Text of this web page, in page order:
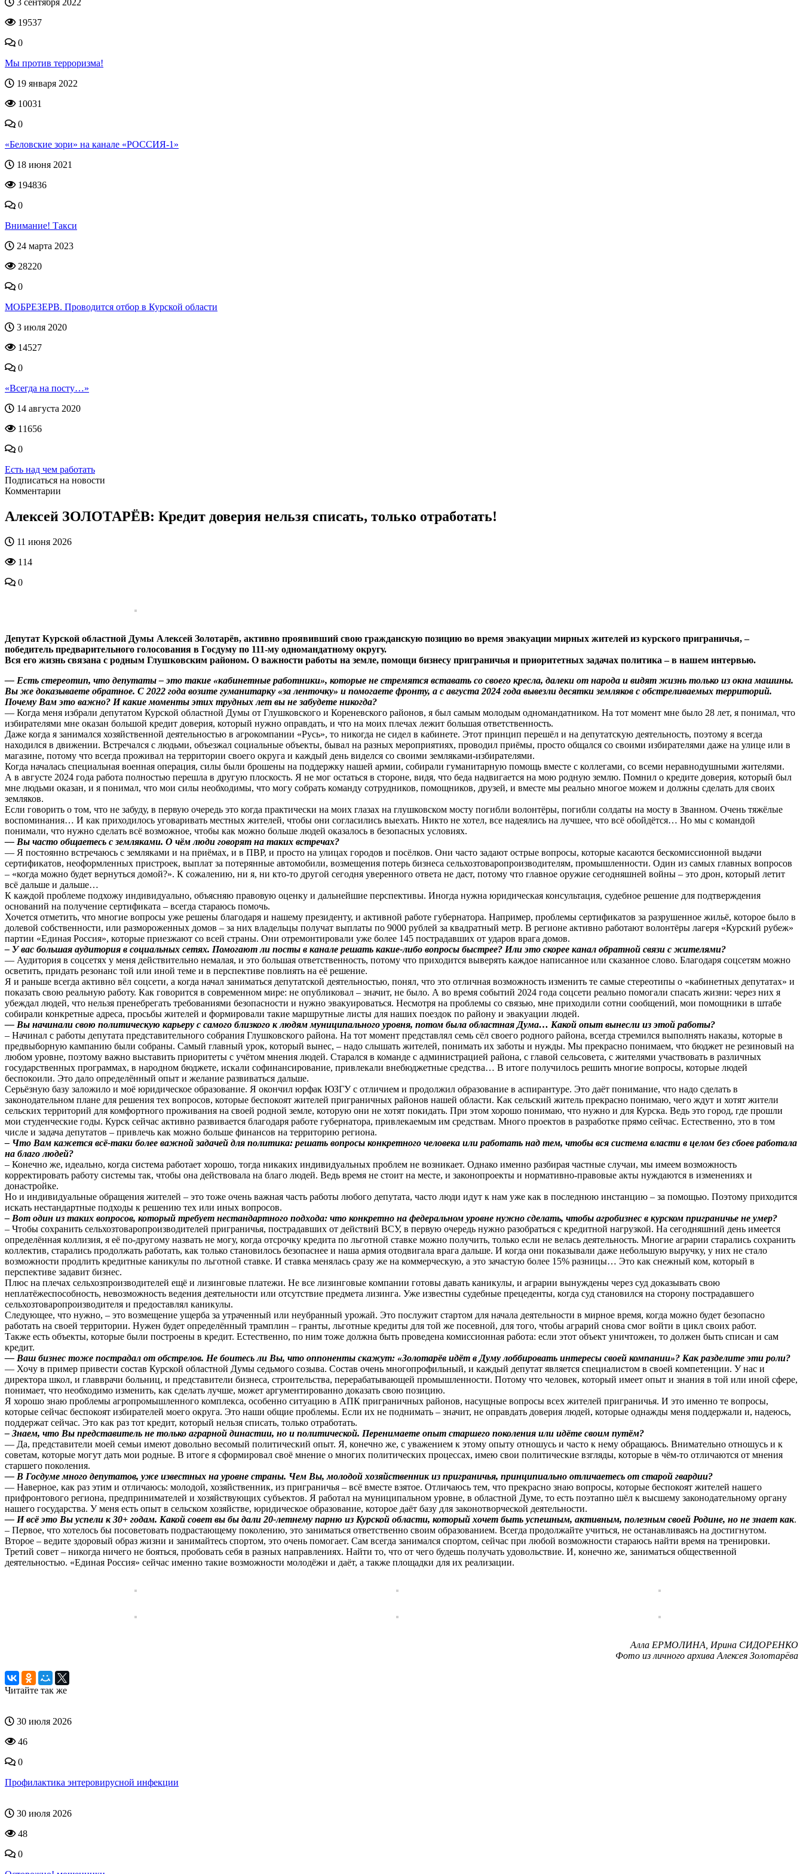
3 сентября 2022
19537
0
Мы против терроризма!
19 января 2022
10031
0
«Беловские зори» на канале «РОССИЯ-1»
18 июня 2021
194836
0
Внимание! Такси
24 марта 2023
28220
0
МОБРЕЗЕРВ. Проводится отбор в Курской области
3 июля 2020
14527
0
«Всегда на посту…»
14 августа 2020
11656
0
Есть над чем работать
Подписаться на новости
Комментарии
Алексей ЗОЛОТАРЁВ: Кредит доверия нельзя списать, только отработать!
11 июня 2026
114
0
Депутат Курской областной Думы Алексей Золотарёв, активно проявивший свою гражданскую позицию во время эвакуации мирных жителей из курского приграничья, –
победитель предварительного голосования в Госдуму по 111-му одномандатному округу.
Вся его жизнь связана с родным Глушковским районом. О важности работы на земле, помощи бизнесу приграничья и приоритетных задачах политика – в нашем интервью.
— Есть стереотип, что депутаты – это такие «кабинетные работники», которые не стремятся вставать со своего кресла, далеки от народа и видят жизнь только из окна машины.
Вы же доказываете обратное. С 2022 года возите гуманитарку «за ленточку» и помогаете фронту, а с августа 2024 года вывезли десятки земляков с обстреливаемых территорий.
Почему Вам это важно? И какие моменты этих трудных лет вы не забудете никогда?
— Когда меня избрали депутатом Курской областной Думы от Глушковского и Кореневского районов, я был самым молодым одномандатником. На тот момент мне было 28 лет, я понимал, что
избирателями мне оказан большой кредит доверия, который нужно оправдать, и что на моих плечах лежит большая ответственность.
Даже когда я занимался хозяйственной деятельностью в агрокомпании «Русь», то никогда не сидел в кабинете. Этот принцип перешёл и на депутатскую деятельность, поэтому я всегда
находился в движении. Встречался с людьми, объезжал социальные объекты, бывал на разных мероприятиях, проводил приёмы, просто общался со своими избирателями даже на улице или в
магазине, потому что всегда проживал на территории своего округа и каждый день виделся со своими земляками-избирателями.
Когда началась специальная военная операция, силы были брошены на поддержку нашей армии, собирали гуманитарную помощь вместе с коллегами, со всеми неравнодушными жителями.
А в августе 2024 года работа полностью перешла в другую плоскость. Я не мог остаться в стороне, видя, что беда надвигается на мою родную землю. Помнил о кредите доверия, который был
мне людьми оказан, и я понимал, что мои силы необходимы, что могу собрать команду сотрудников, помощников, друзей, и вместе мы реально многое можем и должны сделать для своих
земляков.
Если говорить о том, что не забуду, в первую очередь это когда практически на моих глазах на глушковском мосту погибли волонтёры, погибли солдаты на мосту в Званном. Очень тяжёлые
воспоминания… И как приходилось уговаривать местных жителей, чтобы они согласились выехать. Никто не хотел, все надеялись на лучшее, что всё обойдётся… Но мы с командой
понимали, что нужно сделать всё возможное, чтобы как можно больше людей оказалось в безопасных условиях.
— Вы часто общаетесь с земляками. О чём люди говорят на таких встречах?
— Я постоянно встречаюсь с земляками и на приёмах, и в ПВР, и просто на улицах городов и посёлков. Они часто задают острые вопросы, которые касаются бескомиссионной выдачи
сертификатов, неоформленных пристроек, выплат за потерянные автомобили, возмещения потерь бизнеса сельхозтоваропроизводителям, промышленности. Один из самых главных вопросов
– «когда можно будет вернуться домой?». К сожалению, ни я, ни кто-то другой сегодня уверенного ответа не даст, потому что главное оружие сегодняшней войны – это дрон, который летит
всё дальше и дальше…
К каждой проблеме подхожу индивидуально, объясняю правовую оценку и дальнейшие перспективы. Иногда нужна юридическая консультация, судебное решение для подтверждения
оснований на получение сертификата – всегда стараюсь помочь.
Хочется отметить, что многие вопросы уже решены благодаря и нашему президенту, и активной работе губернатора. Например, проблемы сертификатов за разрушенное жильё, которое было в
долевой собственности, или размороженных домов – за них владельцы получат выплаты по 9000 рублей за квадратный метр. В регионе активно работают волонтёры лагеря «Курский рубеж»
партии «Единая Россия», которые приезжают со всей страны. Они отремонтировали уже более 145 пострадавших от ударов врага домов.
– У вас большая аудитория в социальных сетях. Помогают ли посты в канале решать какие-либо вопросы быстрее? Или это скорее канал обратной связи с жителями?
— Аудитория в соцсетях у меня действительно немалая, и это большая ответственность, потому что приходится выверять каждое написанное или сказанное слово. Благодаря соцсетям можно
осветить, придать резонанс той или иной теме и в перспективе повлиять на её решение.
Я и раньше всегда активно вёл соцсети, а когда начал заниматься депутатской деятельностью, понял, что это отличная возможность изменить те самые стереотипы о «кабинетных депутатах» и
показать свою реальную работу. Как говорится в современном мире: не опубликовал – значит, не было. А во время событий 2024 года соцсети реально помогали спасать жизни: через них я
убеждал людей, что нельзя пренебрегать требованиями безопасности и нужно эвакуироваться. Несмотря на проблемы со связью, мне приходили сотни сообщений, мои помощники в штабе
собирали конкретные адреса, просьбы жителей и формировали такие маршрутные листы для наших поездок по району и эвакуации людей.
— Вы начинали свою политическую карьеру с самого близкого к людям муниципального уровня, потом была областная Дума… Какой опыт вынесли из этой работы?
– Начинал с работы депутата представительного собрания Глушковского района. На тот момент представлял семь сёл своего родного района, всегда стремился выполнять наказы, которые в
предвыборную кампанию были собраны. Самый главный урок, который вынес, – надо слышать жителей, понимать их заботы и нужды. Мы прекрасно понимаем, что бюджет не резиновый на
любом уровне, поэтому важно выставить приоритеты с учётом мнения людей. Старался в команде с администрацией района, с главой сельсовета, с жителями участвовать в различных
государственных программах, в народном бюджете, искали софинансирование, привлекали внебюджетные средства… В итоге получилось решить многие вопросы, которые людей
беспокоили. Это дало определённый опыт и желание развиваться дальше.
Серьёзную базу заложило и моё юридическое образование. Я окончил юрфак ЮЗГУ с отличием и продолжил образование в аспирантуре. Это даёт понимание, что надо сделать в
законодательном плане для решения тех вопросов, которые беспокоят жителей приграничных районов нашей области. Как сельский житель прекрасно понимаю, чего ждут и хотят жители
сельских территорий для комфортного проживания на своей родной земле, которую они не хотят покидать. При этом хорошо понимаю, что нужно и для Курска. Ведь это город, где прошли
мои студенческие годы. Курск сейчас активно развивается благодаря работе губернатора, привлекаемым им средствам. Много проектов в разработке прямо сейчас. Естественно, это в том
числе и задача депутатов – привлечь как можно больше финансов на территорию региона.
– Что Вам кажется всё-таки более важной задачей для политика: решать вопросы конкретного человека или работать над тем, чтобы вся система власти в целом без сбоев работала
на благо людей?
– Конечно же, идеально, когда система работает хорошо, тогда никаких индивидуальных проблем не возникает. Однако именно разбирая частные случаи, мы имеем возможность
корректировать работу системы так, чтобы она действовала на благо людей. Ведь время не стоит на месте, и законопроекты и нормативно-правовые акты нуждаются в изменениях и
донастройке.
Но и индивидуальные обращения жителей – это тоже очень важная часть работы любого депутата, часто люди идут к нам уже как в последнюю инстанцию – за помощью. Поэтому приходится
искать нестандартные подходы к решению тех или иных вопросов.
– Вот один из таких вопросов, который требует нестандартного подхода: что конкретно на федеральном уровне нужно сделать, чтобы агробизнес в курском приграничье не умер?
– Чтобы сохранить сельхозтоваропроизводителей приграничья, пострадавших от действий ВСУ, в первую очередь нужно разобраться с кредитной нагрузкой. На сегодняшний день имеется
определённая коллизия, я её по-другому назвать не могу, когда отсрочку кредита по льготной ставке можно получить, только если не велась деятельность. Многие аграрии старались сохранить
коллектив, старались продолжать работать, как только становилось безопаснее и наша армия отодвигала врага дальше. И когда они показывали даже небольшую выручку, у них не стало
возможности продлить кредитные каникулы по льготной ставке. И ставка менялась сразу же на коммерческую, а это зачастую более 15% разницы… Это как снежный ком, который в
перспективе задавит бизнес.
Плюс на плечах сельхозпроизводителей ещё и лизинговые платежи. Не все лизинговые компании готовы давать каникулы, и аграрии вынуждены через суд доказывать свою
неплатёжеспособность, невозможность ведения деятельности или отсутствие предмета лизинга. Уже известны судебные прецеденты, когда суд становился на сторону пострадавшего
сельхозтоваропроизводителя и предоставлял каникулы.
Следующее, что нужно, – это возмещение ущерба за утраченный или неубранный урожай. Это послужит стартом для начала деятельности в мирное время, когда можно будет безопасно
работать на своей территории. Нужен будет определённый трамплин – гранты, льготные кредиты для той же посевной, для того, чтобы аграрий снова смог войти в цикл своих работ.
Также есть объекты, которые были построены в кредит. Естественно, по ним тоже должна быть проведена комиссионная работа: если этот объект уничтожен, то должен быть списан и сам
кредит.
— Ваш бизнес тоже пострадал от обстрелов. Не боитесь ли Вы, что оппоненты скажут: «Золотарёв идёт в Думу лоббировать интересы своей компании»? Как разделите эти роли?
— Хочу в пример привести состав Курской областной Думы седьмого созыва. Состав очень многопрофильный, и каждый депутат является специалистом в своей компетенции. У нас и
директора школ, и главврачи больниц, и представители бизнеса, строительства, перерабатывающей промышленности. Потому что человек, который имеет опыт и знания в той или иной сфере,
понимает, что необходимо изменить, как сделать лучше, может аргументированно доказать свою позицию.
Я хорошо знаю проблемы агропромышленного комплекса, особенно ситуацию в АПК приграничных районов, насущные вопросы всех жителей приграничья. И это именно те вопросы,
которые сейчас беспокоят избирателей моего округа. Это наши общие проблемы. Если их не поднимать – значит, не оправдать доверия людей, которые однажды меня поддержали и, надеюсь,
поддержат сейчас. Это как раз тот кредит, который нельзя списать, только отработать.
– Знаем, что Вы представитель не только аграрной династии, но и политической. Перенимаете опыт старшего поколения или идёте своим путём?
— Да, представители моей семьи имеют довольно весомый политический опыт. Я, конечно же, с уважением к этому опыту отношусь и часто к нему обращаюсь. Внимательно отношусь и к
советам, которые могут дать мои родные. В итоге я сформировал своё мнение о многих политических процессах, имею свои политические взгляды, которые в чём-то отличаются от мнения
старшего поколения.
— В Госдуме много депутатов, уже известных на уровне страны. Чем Вы, молодой хозяйственник из приграничья, принципиально отличаетесь от старой гвардии?
— Наверное, как раз этим и отличаюсь: молодой, хозяйственник, из приграничья – всё вместе взятое. Отличаюсь тем, что прекрасно знаю вопросы, которые беспокоят жителей нашего
прифронтового региона, предпринимателей и хозяйствующих субъектов. Я работал на муниципальном уровне, в областной Думе, то есть поэтапно шёл к высшему законодательному органу
нашего государства. У меня есть опыт в сельском хозяйстве, юридическое образование, которое даёт базу для законотворческой деятельности.
— И всё это Вы успели к 30+ годам. Какой совет вы бы дали 20-летнему парню из Курской области, который хочет быть успешным, активным, полезным своей Родине, но не знает как.
– Первое, что хотелось бы посоветовать подрастающему поколению, это заниматься ответственно своим образованием. Всегда продолжайте учиться, не останавливаясь на достигнутом.
Второе – ведите здоровый образ жизни и занимайтесь спортом, это очень помогает. Сам всегда занимался спортом, сейчас при любой возможности стараюсь найти время на тренировки.
Третий совет – никогда ничего не бояться, пробовать себя в разных направлениях. Найти то, что от чего будешь получать удовольствие. И, конечно же, заниматься общественной
деятельностью. «Единая Россия» сейчас именно такие возможности молодёжи и даёт, а также площадки для их реализации.
Алла ЕРМОЛИНА, Ирина СИДОРЕНКО
Фото из личного архива Алексея Золотарёва
Читайте так же
30 июля 2026
46
0
Профилактика энтеровирусной инфекции
30 июля 2026
48
0